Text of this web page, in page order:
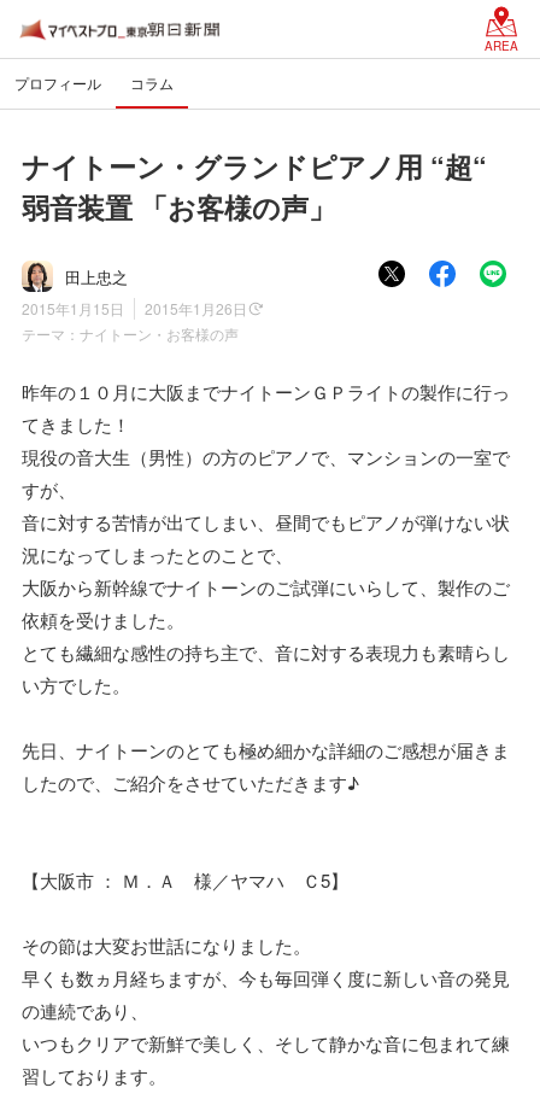
AREA
プロフィール コラム
ナイトーン・グランドピアノ用 “超“
弱音装置 「お客様の声」
田上忠之
2015年1月15日
2015年1月26日
テーマ： ナイトーン・お客様の声
昨年の１０月に大阪までナイトーンＧＰライトの製作に行っ
てきました！
現役の音大生（男性）の方のピアノで、マンションの一室で
すが、
音に対する苦情が出てしまい、昼間でもピアノが弾けない状
況になってしまったとのことで、
大阪から新幹線でナイトーンのご試弾にいらして、製作のご
依頼を受けました。
とても繊細な感性の持ち主で、音に対する表現力も素晴らし
い方でした。
先日、ナイトーンのとても極め細かな詳細のご感想が届きま
したので、ご紹介をさせていただきます♪
【大阪市 ： Ｍ．Ａ 様／ヤマハ Ｃ5】
その節は大変お世話になりました。
早くも数ヵ月経ちますが、今も毎回弾く度に新しい音の発見
の連続であり、
いつもクリアで新鮮で美しく、そして静かな音に包まれて練
習しております。